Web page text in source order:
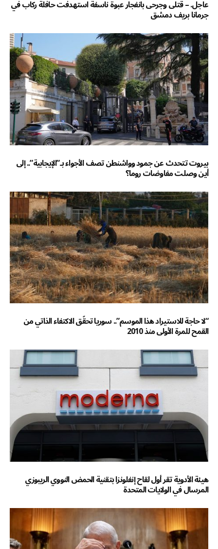
عاجل. – قتلى وجرحى بانفجار عبوة ناسفة استهدفت حافلة ركاب في
جرمانا بريف دمشق
بيروت تتحدث عن جمود وواشنطن تصف الأجواء بـ”الإيجابية”.. إلى
أين وصلت مفاوضات روما؟
“لا حاجة للاستيراد هذا الموسم”.. سوريا تحقّق الاكتفاء الذاتي من
القمح للمرة الأولى منذ 2010
هيئة الأدوية تقر أول لقاح إنفلونزا بتقنية الحمض النووي الريبوزي
المرسال في الولايات المتحدة